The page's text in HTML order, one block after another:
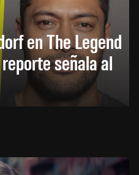
en The Legend
señala al